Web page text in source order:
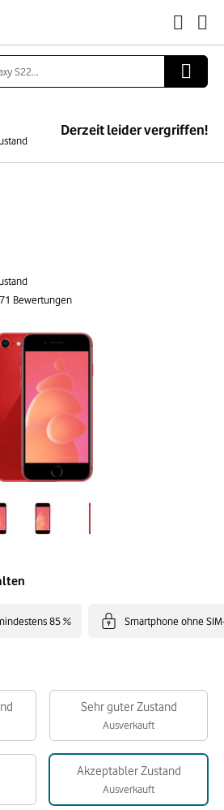
Derzeit leider vergriffen!
Bewertungen
85 % Smartphone ohne
Sehr guter Zustand
Ausverkauft
Akzeptabler Zustand
Ausverkauft